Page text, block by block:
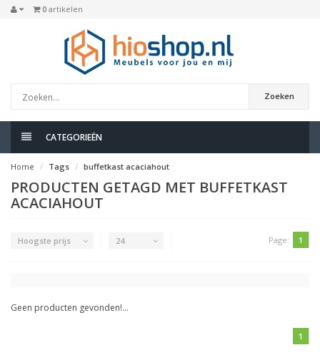
0 artikelen
Zoeken
CATEGORIEËN
Home Tags buffetkast acaciahout
PRODUCTEN GETAGD MET BUFFETKAST
ACACIAHOUT
Hoogste prijs 24 Page: 1
Geen producten gevonden!...
1